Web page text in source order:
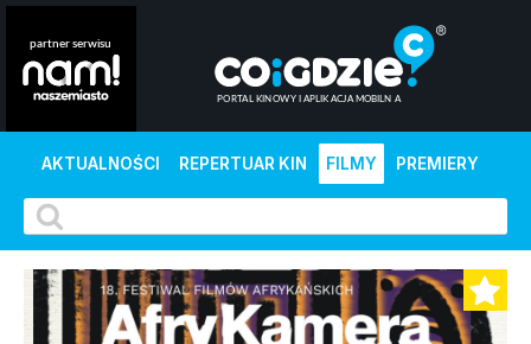
AKTUALNOŚCI REPERTUAR KIN FILMY PREMIERY